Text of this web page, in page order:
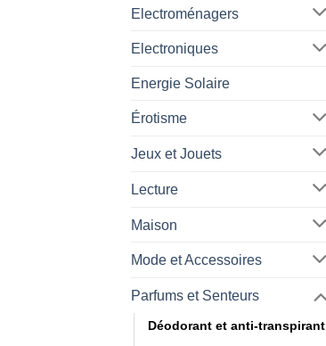
Electroménagers
Electroniques
Energie Solaire
Érotisme
Jeux et Jouets
Lecture
Maison
Mode et Accessoires
Parfums et Senteurs
Déodorant et anti-transpirant